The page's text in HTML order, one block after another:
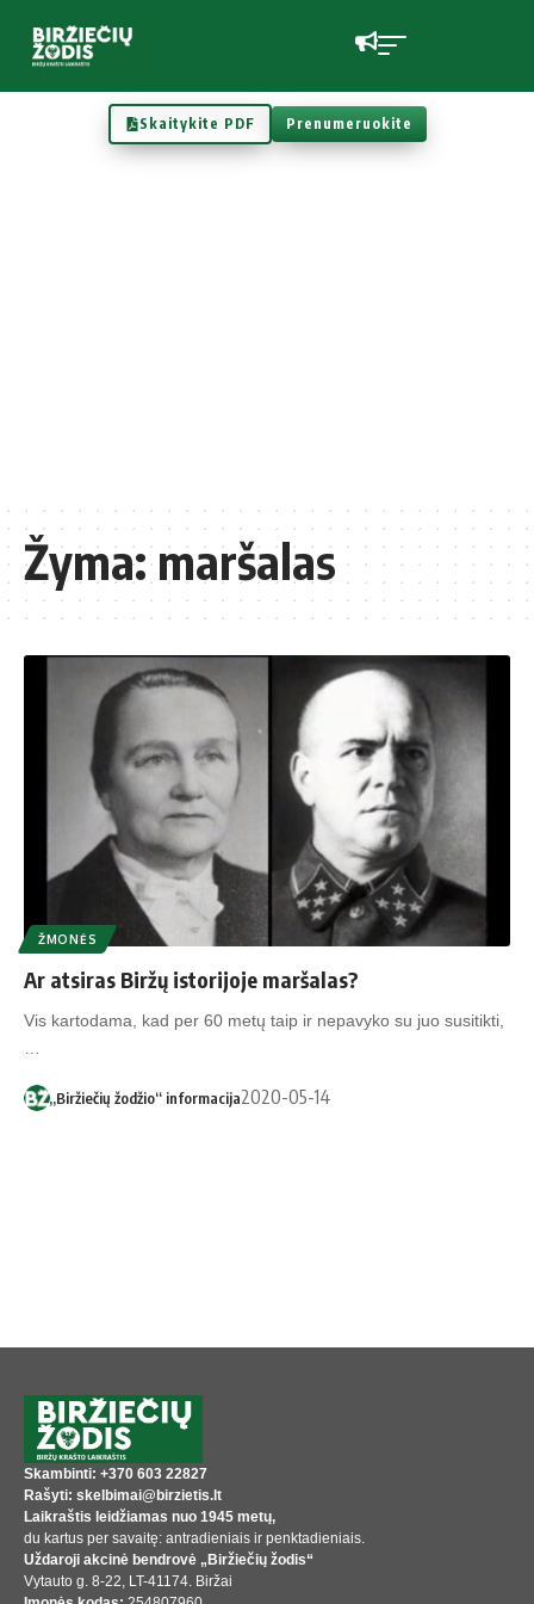
Skaitykite PDF Prenumeruokite
Žyma:maršalas
ŽMONĖS
Ar atsiras Biržų istorijoje maršalas?
Vis kartodama, kad per 60 metų taip ir nepavyko su juo susitikti,
…
„Biržiečių žodžio“ informacija2020-05-14
Skambinti: +370 603 22827
Rašyti: skelbimai@birzietis.lt
Laikraštis leidžiamas nuo 1945 metų,
du kartus per savaitę: antradieniais ir penktadieniais.
Uždaroji akcinė bendrovė „Biržiečių žodis“
Vytauto g. 8-22, LT-41174. Biržai